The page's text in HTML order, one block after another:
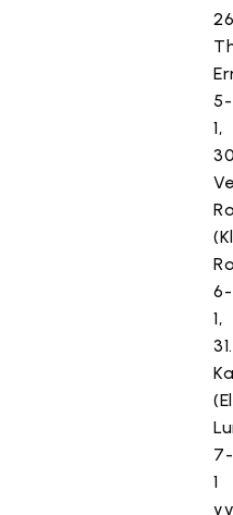
5-
1,
6-
1,
7-
1